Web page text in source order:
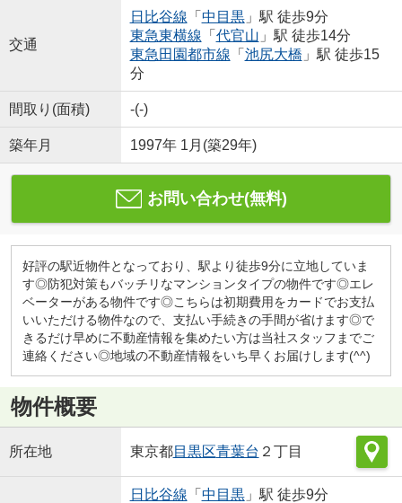
交通
日比谷線 「 中目黒」駅 徒歩9分
東急東横線 「 代官山 」駅 徒歩14分
東急田園都市線 「 池尻大橋 」駅 徒歩15
分
間取り(面積) -(-)
築年月 1997年 1月(築29年)
お問い合わせ(無料)
好評の駅近物件となっており、駅より徒歩9分に立地していま
す◎防犯対策もバッチリなマンションタイプの物件です◎エレ
ベーターがある物件です◎こちらは初期費用をカードでお支払
いいただける物件なので、支払い手続きの手間が省けます◎で
きるだけ早めに不動産情報を集めたい方は当社スタッフまでご
連絡ください◎地域の不動産情報をいち早くお届けします(^^)
物件概要
所在地 東京都目黒区青葉台 ２丁目
日比谷線 「 中目黒」駅 徒歩9分